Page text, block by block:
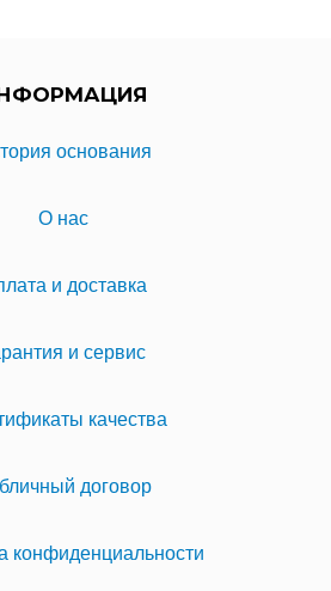
основания
О нас
и доставка
и сервис
качества
договор
конфиденциальности